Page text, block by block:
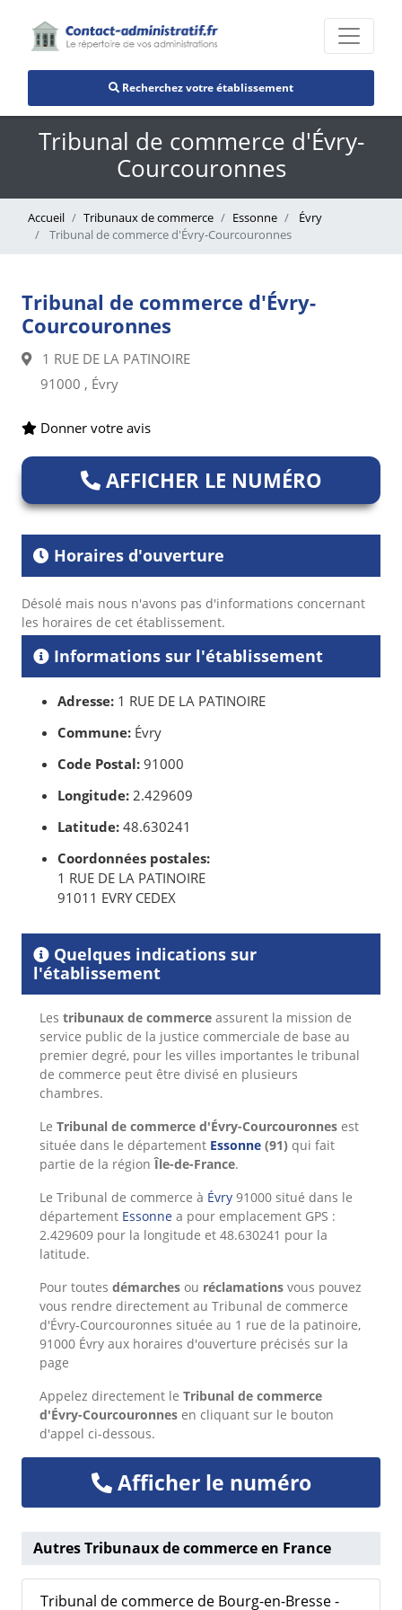
Recherchez votre établissement
Tribunal de commerce d'Évry-
Courcouronnes
Accueil Tribunaux de commerce Essonne
Évry
Tribunal de commerce d'Évry-Courcouronnes
Tribunal de commerce d'Évry-
Courcouronnes
1 RUE DE LA PATINOIRE
91000 , Évry
Donner votre avis
AFFICHER LE NUMÉRO
Horaires d'ouverture
Désolé mais nous n'avons pas d'informations concernant
les horaires de cet établissement.
Informations sur l'établissement
Adresse: 1 RUE DE LA PATINOIRE
Commune: Évry
Code Postal: 91000
Longitude: 2.429609
Latitude: 48.630241
Coordonnées postales:
1 RUE DE LA PATINOIRE
91011 EVRY CEDEX
Quelques indications sur
l'établissement
Les tribunaux de commerce assurent la mission de
service public de la justice commerciale de base au
premier degré, pour les villes importantes le tribunal
de commerce peut être divisé en plusieurs
chambres.
Le Tribunal de commerce d'Évry-Courcouronnes est
située dans le département Essonne (91) qui fait
partie de la régionÎle-de-France.
Le Tribunal de commerce à Évry 91000 situé dans le
département Essonne a pour emplacement GPS :
2.429609 pour la longitude et 48.630241 pour la
latitude.
Pour toutes démarches ou réclamations vous pouvez
vous rendre directement au Tribunal de commerce
d'Évry-Courcouronnes située au 1 rue de la patinoire,
91000 Évry aux horaires d'ouverture précisés sur la
page
Appelez directement le Tribunal de commerce
d'Évry-Courcouronnes en cliquant sur le bouton
d'appel ci-dessous.
Afficher le numéro
Autres Tribunaux de commerce en France
Tribunal de commerce de Bourg-en-Bresse -